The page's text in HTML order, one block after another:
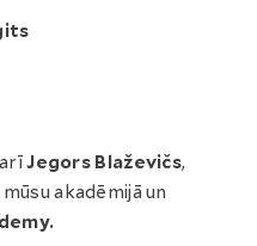
arīJegors Blaževičs,
akadēmijā un